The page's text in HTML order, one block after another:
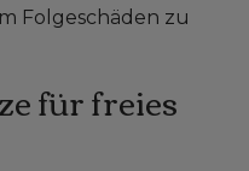
Folgeschäden zu
für freies